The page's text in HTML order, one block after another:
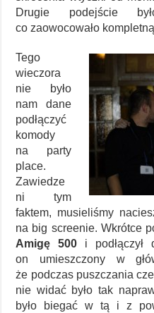
Drugie podejście
co zaowocowało
Tego
wieczora
nie było
nam dane
podłączyć
komody
na party
place.
Zawiedze
ni tym
faktem, musieliśmy
na big screenie. Wkrótce
Amigę 500 i podłączył
on umieszczony w
że podczas puszczania
nie widać było tak
było biegać w tą i z